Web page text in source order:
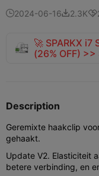
2024-06-162.3K
🚀 SPARKX
(26% OFF)
Description
Geremixte haakclip
gehaakt.
Update V2. Elasticiteit
betere verbinding, en